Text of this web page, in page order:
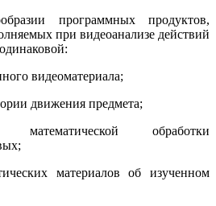
программных продуктов,
при видеоанализе действий
видеоматериала;
движения предмета;
обработки
материалов об изученном